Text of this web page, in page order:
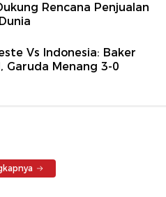
Rencana Penjualan
Vs Indonesia: Baker
Garuda Menang 3-0